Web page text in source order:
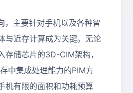
，主要针对手机以及各种智
与近存计算成为关键。无论
存储芯片的3D-CIM架构，
中集成处理能力的PIM方
机有限的面积和功耗预算